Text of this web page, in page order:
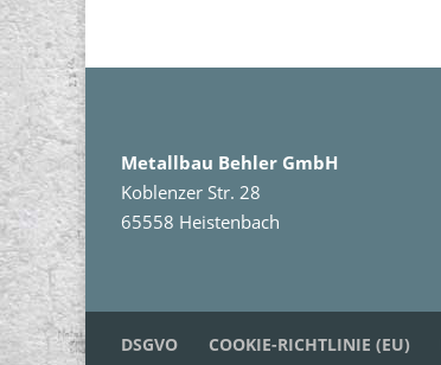
Metallbau Behler GmbH
Koblenzer Str. 28
65558 Heistenbach
DSGVO COOKIE-RICHTLINIE (EU)